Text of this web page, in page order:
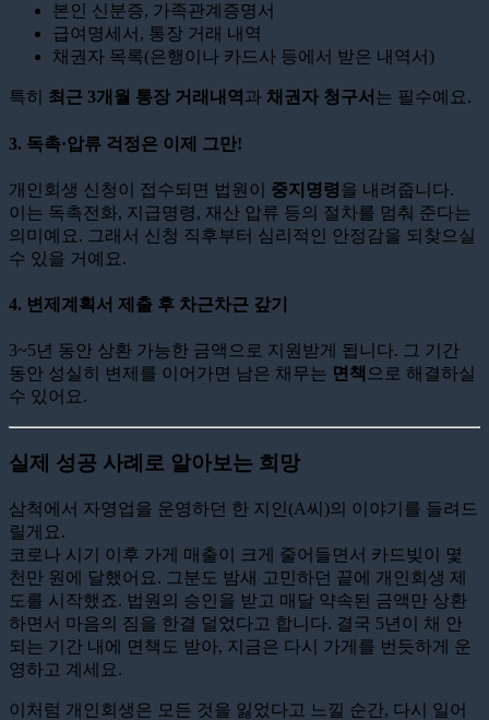
본인 신분증, 가족관계증명서
급여명세서, 통장 거래 내역
채권자 목록(은행이나 카드사 등에서 받은 내역서)
특히 최근 3개월 통장 거래내역 과 채권자 청구서 는 필수예요.
3. 독촉·압류 걱정은 이제 그만!
개인회생 신청이 접수되면 법원이 중지명령을 내려줍니다.
이는 독촉전화, 지급명령, 재산 압류 등의 절차를 멈춰 준다는
의미예요. 그래서 신청 직후부터 심리적인 안정감을 되찾으실
수 있을 거예요.
4. 변제계획서 제출 후 차근차근 갚기
3~5년 동안 상환 가능한 금액으로 지원받게 됩니다. 그 기간
동안 성실히 변제를 이어가면 남은 채무는 면책 으로 해결하실
수 있어요.
실제 성공 사례로 알아보는 희망
삼척에서 자영업을 운영하던 한 지인(A씨)의 이야기를 들려드
릴게요.
코로나 시기 이후 가게 매출이 크게 줄어들면서 카드빚이 몇
천만 원에 달했어요. 그분도 밤새 고민하던 끝에 개인회생 제
도를 시작했죠. 법원의 승인을 받고 매달 약속된 금액만 상환
하면서 마음의 짐을 한결 덜었다고 합니다. 결국 5년이 채 안
되는 기간 내에 면책도 받아, 지금은 다시 가게를 번듯하게 운
영하고 계세요.
이처럼 개인회생은 모든 것을 잃었다고 느낄 순간, 다시 일어